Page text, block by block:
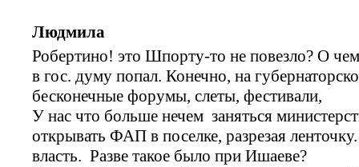
Людмила
Робертино! это Шпорту-то не повезло? О
в гос. думу попал. Конечно, на
бесконечные форумы, слеты, фестивали,
У нас что больше нечем заняться
открывать ФАП в поселке, разрезая
власть. Разве такое было при Ишаеве?